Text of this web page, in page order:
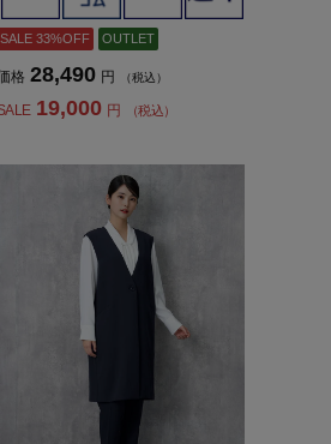
SALE 33%OFF OUTLET
格 28,490 円 （税込）
19,000 円 （税込）